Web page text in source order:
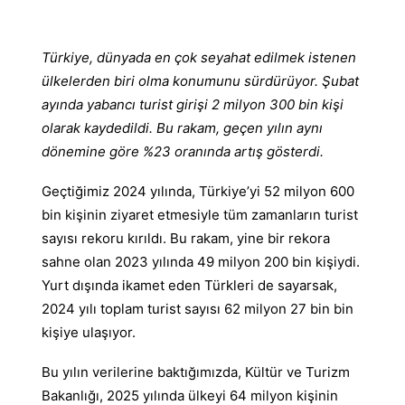
Türkiye, dünyada en çok seyahat edilmek istenen
ülkelerden biri olma konumunu sürdürüyor. Şubat
ayında yabancı turist girişi 2 milyon 300 bin kişi
olarak kaydedildi. Bu rakam, geçen yılın aynı
dönemine göre %23 oranında artış gösterdi.
Geçtiğimiz 2024 yılında, Türkiye’yi 52 milyon 600
bin kişinin ziyaret etmesiyle tüm zamanların turist
sayısı rekoru kırıldı. Bu rakam, yine bir rekora
sahne olan 2023 yılında 49 milyon 200 bin kişiydi.
Yurt dışında ikamet eden Türkleri de sayarsak,
2024 yılı toplam turist sayısı 62 milyon 27 bin bin
kişiye ulaşıyor.
Bu yılın verilerine baktığımızda, Kültür ve Turizm
Bakanlığı, 2025 yılında ülkeyi 64 milyon kişinin